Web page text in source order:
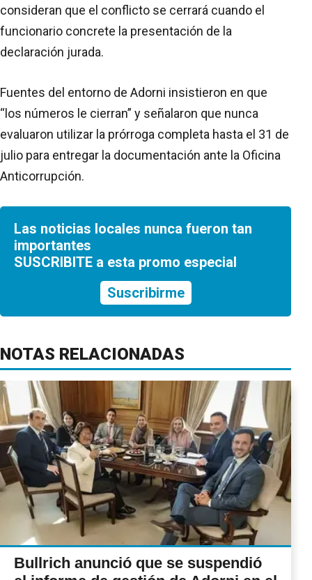
consideran que el conflicto se cerrará cuando el
funcionario concrete la presentación de la
declaración jurada.
Fuentes del entorno de Adorni insistieron en que
“los números le cierran” y señalaron que nunca
evaluaron utilizar la prórroga completa hasta el 31 de
julio para entregar la documentación ante la Oficina
Anticorrupción.
Las noticias locales nunca fueron tan
importantes
SUSCRIBITE a esta promo especial
Suscribirme
NOTAS RELACIONADAS
Bullrich anunció que se suspendió